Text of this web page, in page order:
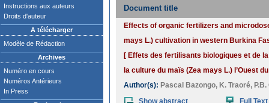
Instructions aux auteurs
Droits d'auteur
A télécharger
Modèle de Rédaction
Archives
Numéro en cours
Numéros Antérieurs
In Press
Document title
Effects of organic fertilizers and
mays L.) cultivation in western Burkina
[ Effets des fertilisants biologiques et de
la culture du maïs (Zea mays L.) l’Ouest
Author(s): Pascal Bazongo, K. Traoré,
Show abstract
Full Text